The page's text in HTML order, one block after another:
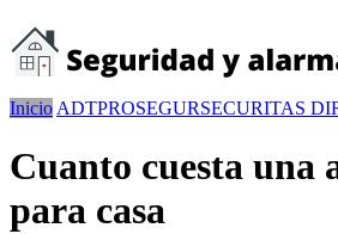
Inicio ADTPROSEGURSECURITAS
Cuanto cuesta una
para casa